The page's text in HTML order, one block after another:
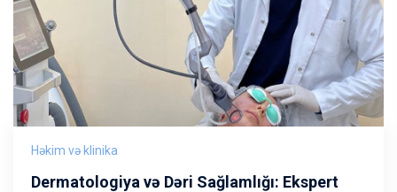
Həkim və klinika
Dermatologiya və Dəri Sağlamlığı: Ekspert